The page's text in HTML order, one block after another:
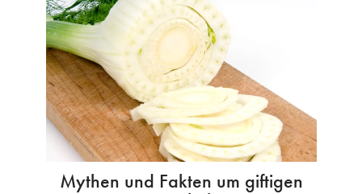
Mythen und Fakten um giftigen